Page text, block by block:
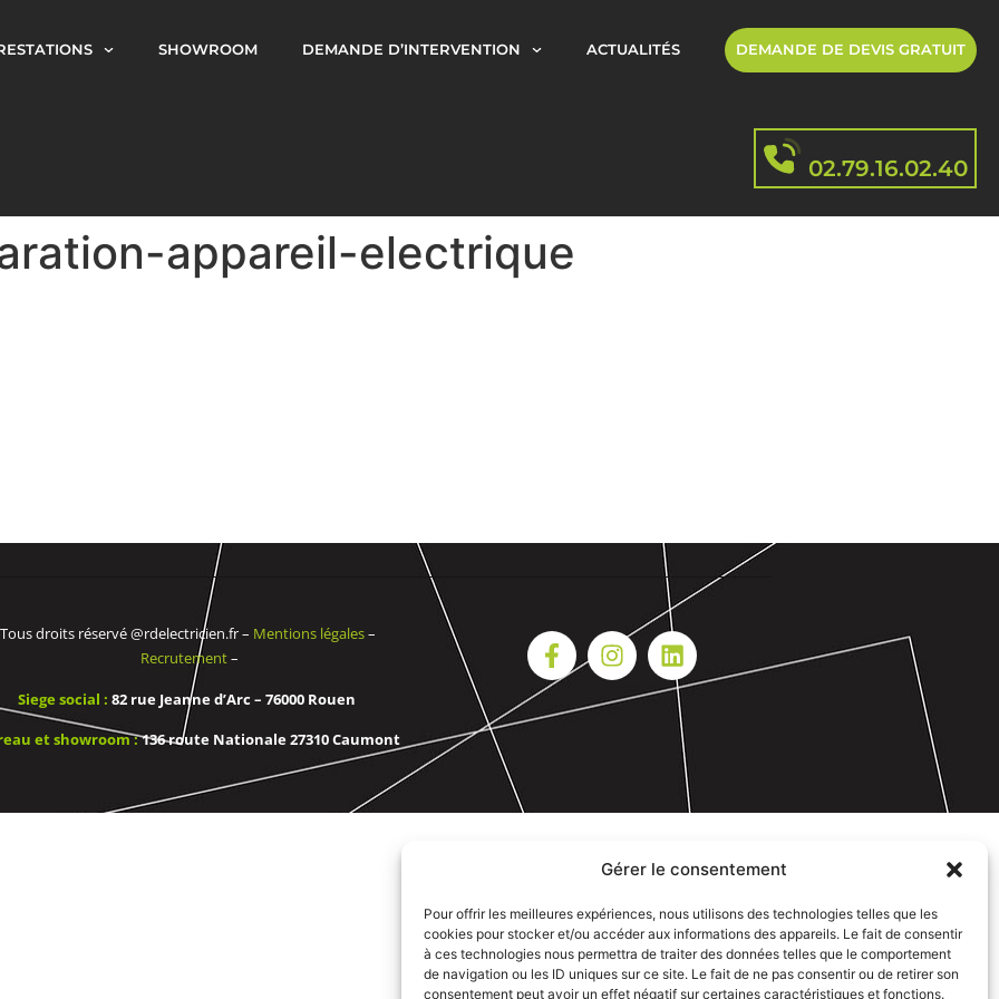
Gérer le consentement
Pour offrir les meilleures expériences, nous utilisons des technologies telles que les
cookies pour stocker et/ou accéder aux informations des appareils. Le fait de consentir
à ces technologies nous permettra de traiter des données telles que le comportement
de navigation ou les ID uniques sur ce site. Le fait de ne pas consentir ou de retirer son
consentement peut avoir un effet négatif sur certaines caractéristiques et fonctions.
SHOWROOM DEMANDE D’INTERVENTION ACTUALITÉS DEMANDE DE DEVIS GRATUIT
02.79.16.02.40
appareil-electrique
Tous droits réservé @rdelectricien.fr – Mentions légales–
Recrutement–
Siege social : 82 rue Jeanne d’Arc – 76000 Rouen
et showroom :136 route Nationale 27310 Caumont